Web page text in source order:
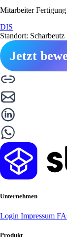
Mitarbeiter
DIS
Standort: Scharbeutz
Jetzt
Unternehmen
Login Impressum
Produkt